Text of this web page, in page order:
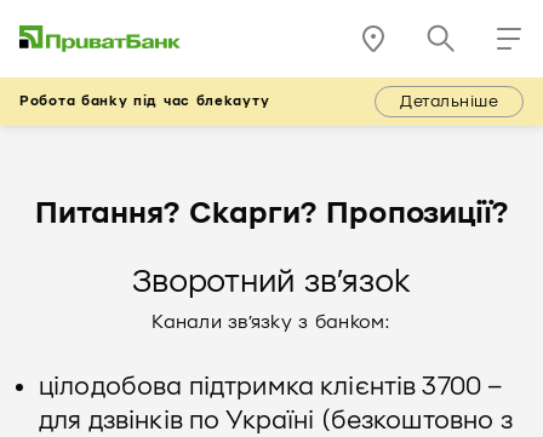
Робота банку під час блекауту Детальніше
Питання? Скарги? Пропозиції?
Зворотний зв’язок
Канали зв’язку з банком:
цілодобова підтримка клієнтів 3700 –
для дзвінків по Україні (безкоштовно з